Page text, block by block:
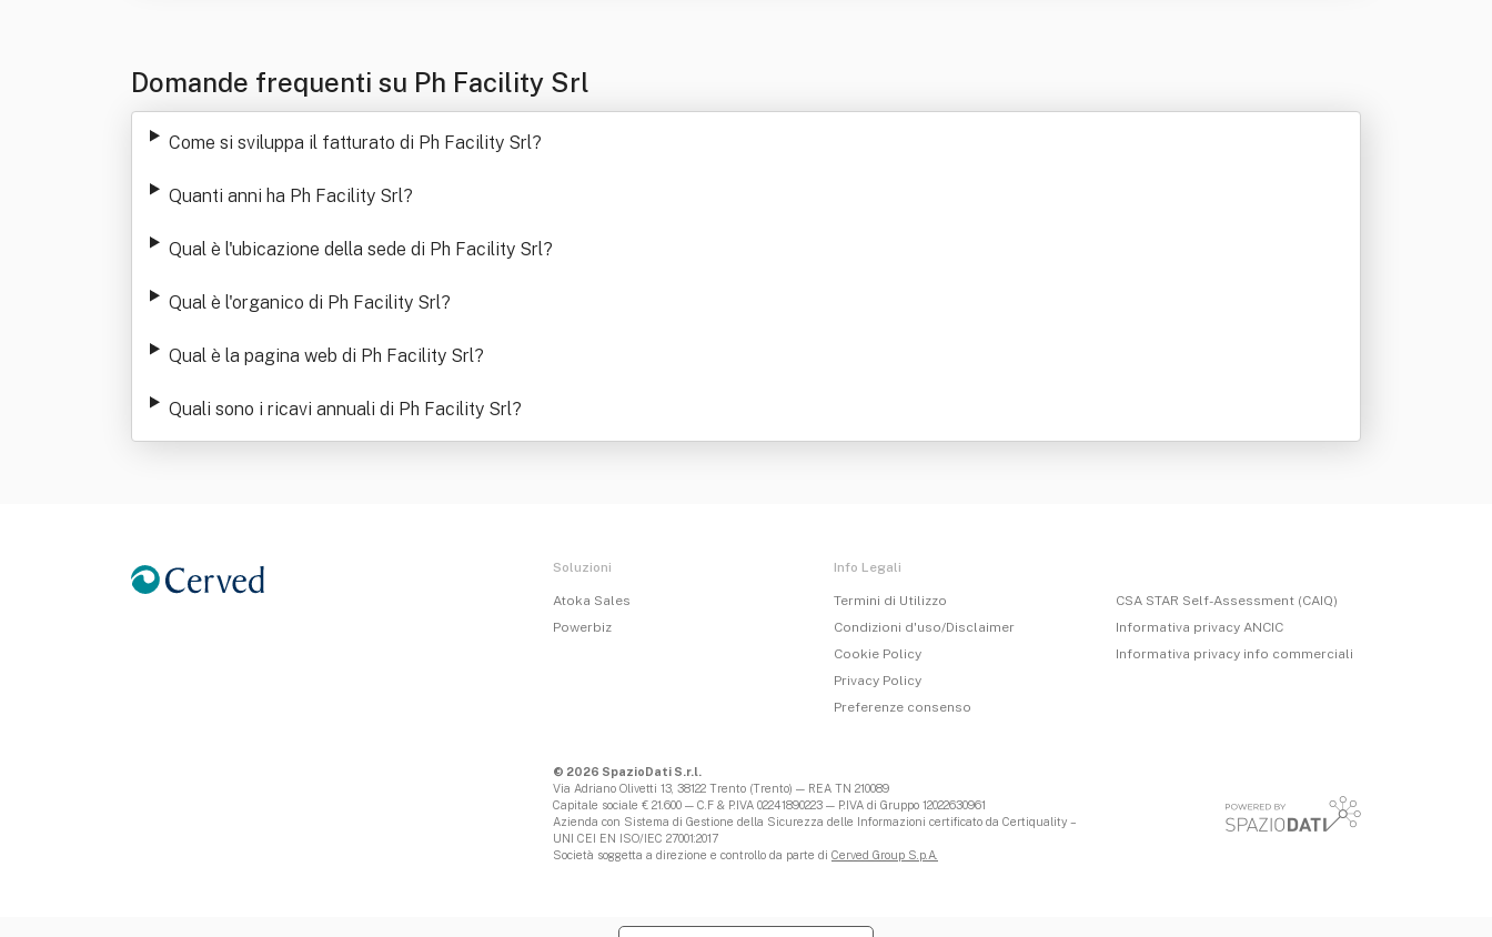
Domande frequenti su Ph Facility Srl
Come si sviluppa il fatturato di Ph Facility Srl?
Quanti anni ha Ph Facility Srl?
Qual è l'ubicazione della sede di Ph Facility Srl?
Qual è l'organico di Ph Facility Srl?
Qual è la pagina web di Ph Facility Srl?
Quali sono i ricavi annuali di Ph Facility Srl?
Soluzioni
Atoka Sales
Powerbiz
Info Legali
Termini di Utilizzo
Condizioni d'uso/Disclaimer
Cookie Policy
Privacy Policy
Preferenze consenso
CSA STAR Self-Assessment (CAIQ)
Informativa privacy ANCIC
Informativa privacy info commerciali
© 2026 SpazioDati S.r.l.
Via Adriano Olivetti 13, 38122 Trento (Trento) — REA TN 210089
Capitale sociale € 21.600 — C.F & P.IVA 02241890223 — P.IVA di Gruppo 12022630961
Azienda con Sistema di Gestione della Sicurezza delle Informazioni certificato da Certiquality –
UNI CEI EN ISO/IEC 27001:2017
Società soggetta a direzione e controllo da parte di Cerved Group S.p.A.